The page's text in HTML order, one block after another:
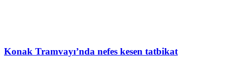
Konak Tramvayı’nda nefes kesen tatbikat